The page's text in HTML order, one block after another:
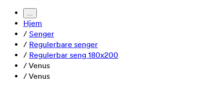
...
Hjem
/ Senger
/ Regulerbare senger
/ Regulerbar seng 180x200
/Venus
/Venus